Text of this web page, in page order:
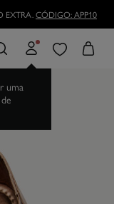
EXTRA.CÓDIGO: APP10
uma